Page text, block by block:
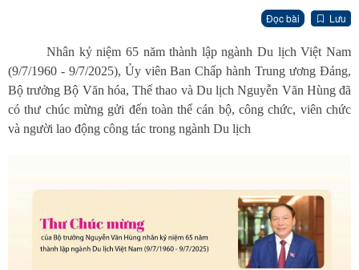
Đọc bài Lưu
Nhân kỷ niệm 65 năm thành lập ngành Du lịch Việt Nam
(9/7/1960 - 9/7/2025), Ủy viên Ban Chấp hành Trung ương Đảng,
Bộ trưởng Bộ Văn hóa, Thể thao và Du lịch Nguyễn Văn Hùng đã
có thư chúc mừng gửi đến toàn thể cán bộ, công chức, viên chức
và người lao động công tác trong ngành Du lịch